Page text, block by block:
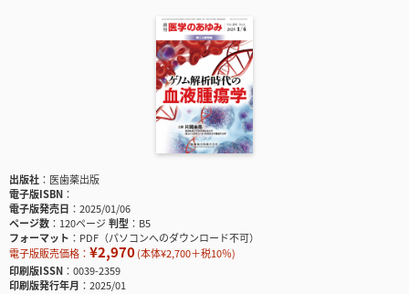
出版社
医歯薬出版
電子版ISBN
電子版発売日
2025/01/06
ページ数
120ページ判型
B5
フォーマット
PDF（パソコンへのダウンロード不可）
電子版販売価格： ¥2,970(本体¥2,700＋税10％)
印刷版ISSN
0039-2359
印刷版発行年月
2025/01